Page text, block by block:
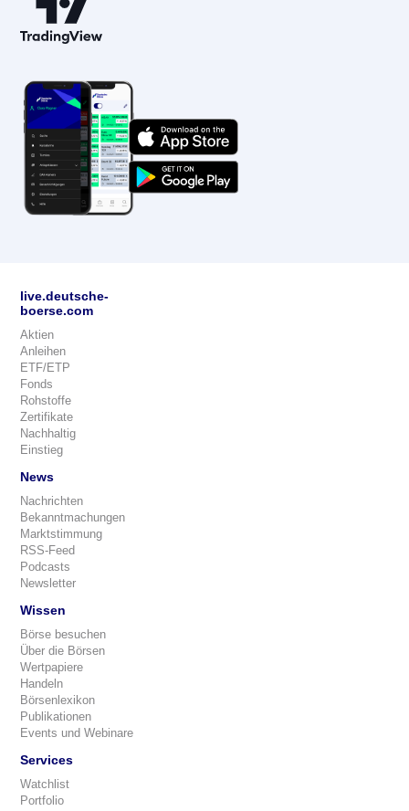
live.deutsche-
boerse.com
Aktien
Anleihen
ETF/ETP
Fonds
Rohstoffe
Zertifikate
Nachhaltig
Einstieg
News
Nachrichten
Bekanntmachungen
Marktstimmung
RSS-Feed
Podcasts
Newsletter
Wissen
Börse besuchen
Über die Börsen
Wertpapiere
Handeln
Börsenlexikon
Publikationen
Events und Webinare
Services
Watchlist
Portfolio